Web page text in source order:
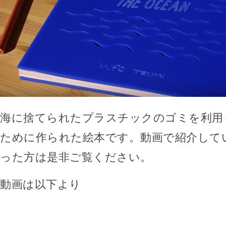
海に捨てられたプラスチックのゴミを利
ために作られた絵本です。動画で紹介し
った方は是非ご覧ください。
動画は以下より